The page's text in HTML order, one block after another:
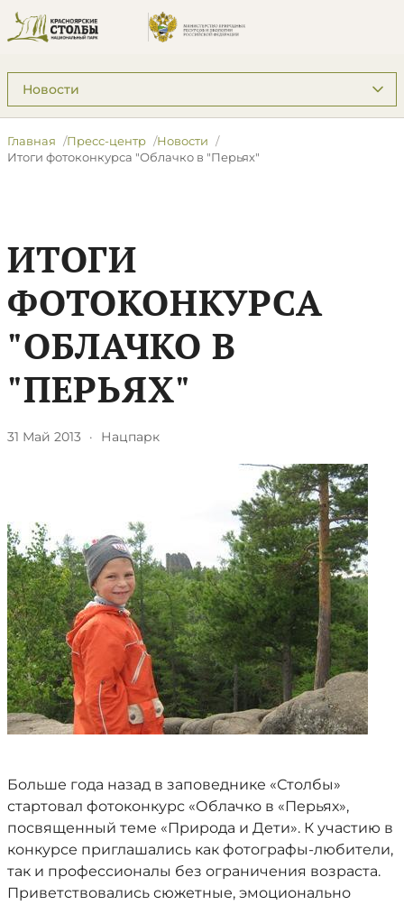
Подразделы: Пресс-центр
Главная Пресс-центр
Новости
Итоги фотоконкурса "Облачко в "Перьях"
ИТОГИ
ФОТОКОНКУРСА
"ОБЛАЧКО В
"ПЕРЬЯХ"
31 Май 2013 · Нацпарк
Больше года назад в заповеднике «Столбы»
стартовал фотоконкурс «Облачко в «Перьях»,
посвященный теме «Природа и Дети». К участию в
конкурсе приглашались как фотографы-любители,
так и профессионалы без ограничения возраста.
Приветствовались сюжетные, эмоционально